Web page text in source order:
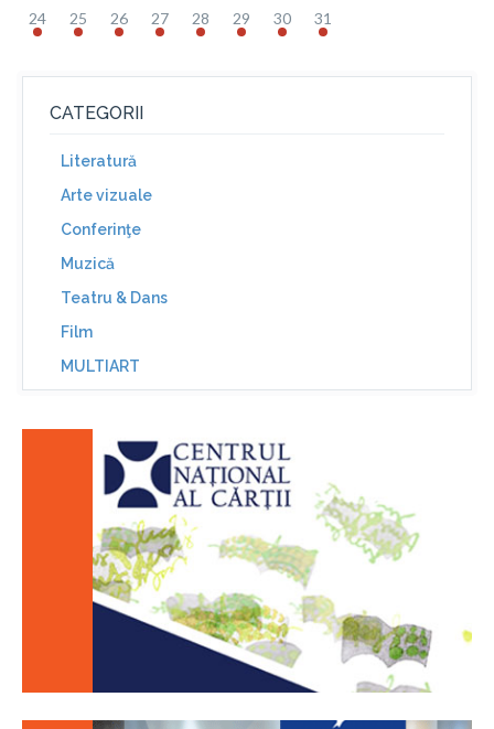
24 25 26 27 28 29 30 31
CATEGORII
Literatură
Arte vizuale
Conferinţe
Muzică
Teatru & Dans
Film
MULTIART